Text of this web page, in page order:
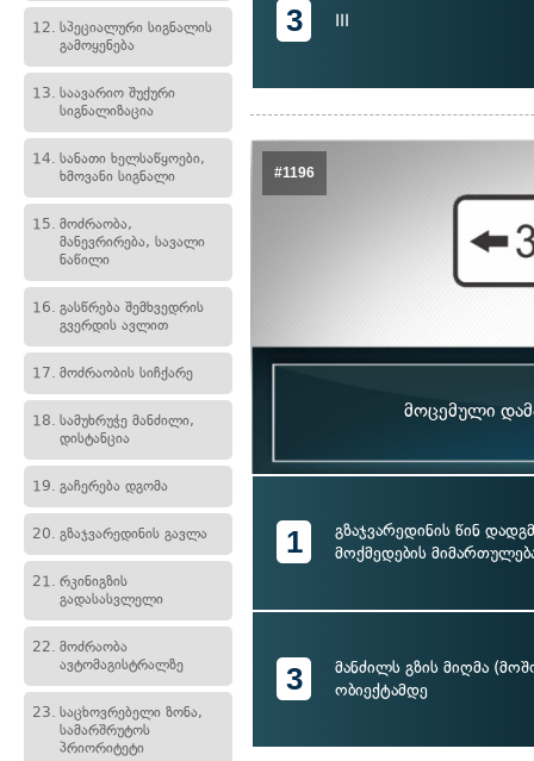
12. სპეციალური სიგნალის
გამოყენება
13. საავარიო შუქური
სიგნალიზაცია
14. სანათი ხელსაწყოები,
ხმოვანი სიგნალი
15. მოძრაობა,
მანევრირება, სავალი
ნაწილი
16. გასწრება შემხვედრის
გვერდის ავლით
17. მოძრაობის სიჩქარე
18. სამუხრუჭე მანძილი,
დისტანცია
19. გაჩერება დგომა
20. გზაჯვარედინის გავლა
21. რკინიგზის
გადასასვლელი
22. მოძრაობა
ავტომაგისტრალზე
23. საცხოვრებელი ზონა,
სამარშრუტოს
პრიორიტეტი
3 III
#1196
მოცემული
1
გზაჯვარედინის წინ
მოქმედების
3
მანძილს გზის მიღმა
ობიექტამდე